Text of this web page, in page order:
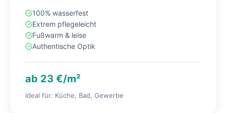
100% wasserfest
Extrem pflegeleicht
Fußwarm & leise
Authentische Optik
ab 23 €/m²
Ideal für: Küche, Bad, Gewerbe